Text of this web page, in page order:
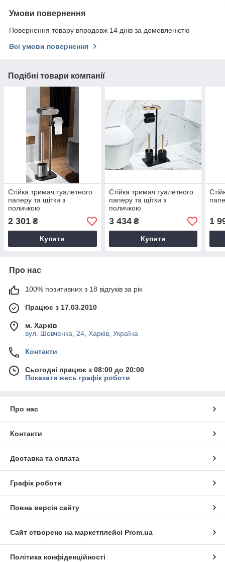
Умови повернення
Повернення товару впродовж 14 днів за домовленістю
Всі умови повернення
Подібні товари компанії
Стійка тримач туалетного
паперу та щітки з
поличкою
2 301 ₴
Купити
Стійка тримач туалетного
паперу та щітки з
поличкою
3 434₴
Купити
1
Про нас
100% позитивних з 18 відгуків за рік
Працює з 17.03.2010
м. Харків
вул. Шевченка, 24, Харків, Україна
Контакти
Сьогодні працює з 08:00 до 20:00
Показати весь графік роботи
Про нас
Контакти
Доставка та оплата
Графік роботи
Повна версія сайту
Сайт створено на маркетплейсі Prom.ua
Політика конфіденційності